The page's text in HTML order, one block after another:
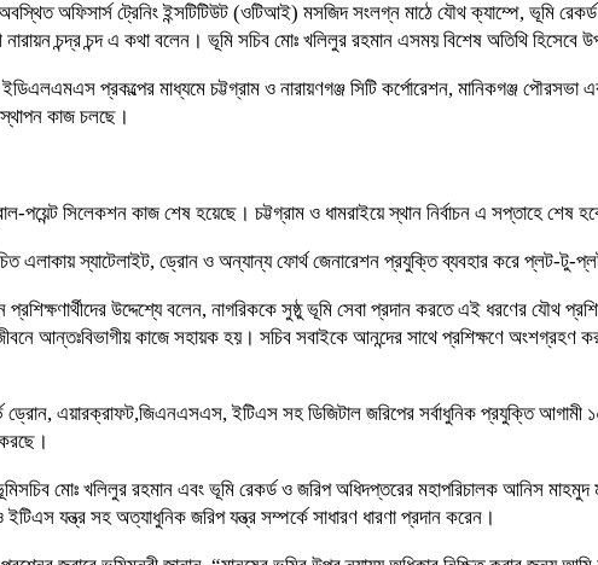
অবস্থিত অফিসার্স ট্রেনিং ইন্সটিটিউট (ওটিআই) মসজিদ সংলগ্ন মাঠে যৌথ ক্যাম্পে, ভূমি
নারায়ন চন্দ্র চন্দ এ কথা বলেন। ভূমি সচিব মোঃ খলিলুর রহমান এসময় বিশেষ অতিথি হিসেবে
প্রকল্পের মাধ্যমে চট্টগ্রাম ও নারায়ণগঞ্জ সিটি কর্পোরেশন, মানিকগঞ্জ পৌরসভা এবং
স্থাপন কাজ চলছে।
পয়েন্ট সিলেকশন কাজ শেষ হয়েছে। চট্টগ্রাম ও ধামরাইয়ে স্থান নির্বাচন এ সপ্তাহে শেষ
এলাকায় স্যাটেলাইট, ড্রোন ও অন্যান্য ফোর্থ জেনারেশন প্রযুক্তি ব্যবহার করে প্লট-
উদ্দেশ্যে বলেন, নাগরিককে সুষ্ঠু ভূমি সেবা প্রদান করতে এই ধরণের যৌথ
আন্তঃবিভাগীয় কাজে সহায়ক হয়। সচিব সবাইকে আনন্দের সাথে প্রশিক্ষণে
ড্রোন, এয়ারক্রাফট,জিএনএসএস, ইটিএস সহ ডিজিটাল জরিপের সর্বাধুনিক প্রযুক্তি আগামী
মোঃ খলিলুর রহমান এবং ভূমি রেকর্ড ও জরিপ অধিদপ্তরের মহাপরিচালক আনিস
যন্ত্র সহ অত্যাধুনিক জরিপ যন্ত্র সম্পর্কে সাধারণ ধারণা প্রদান করেন।